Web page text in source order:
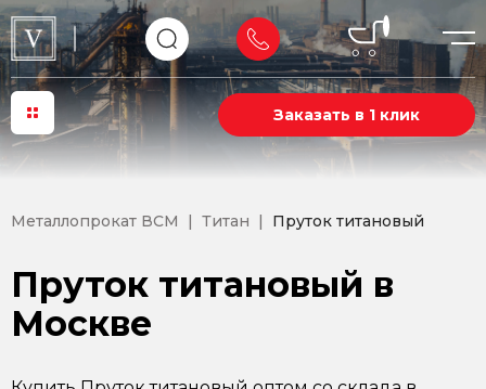
Заказать в 1 клик
Металлопрокат ВСМ Титан Пруток титановый
Пруток титановый в
Москве